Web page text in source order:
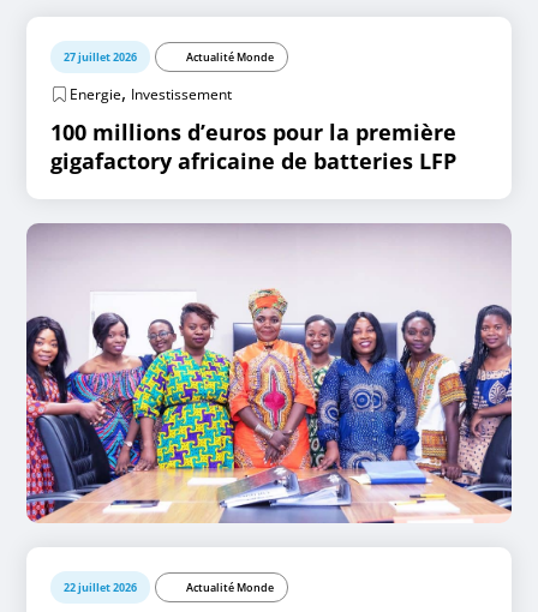
27 juillet 2026 Actualité Monde
Energie, Investissement
100 millions d’euros pour la première
gigafactory africaine de batteries LFP
22 juillet 2026 Actualité Monde